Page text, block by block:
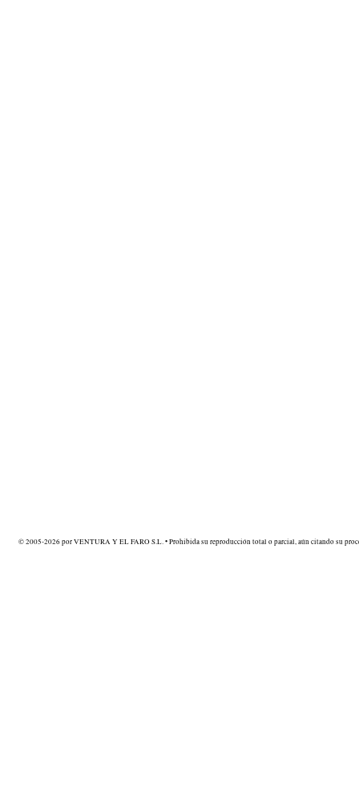
© 2005-2026 por VENTURA Y EL FARO S.L. • Prohibida su reproducción total o parcial, aún citando su